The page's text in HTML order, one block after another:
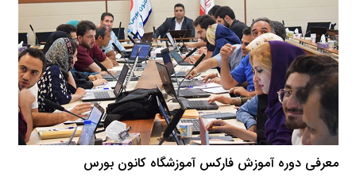
معرفی دوره آموزش فارکس آموزشگاه کانون بورس